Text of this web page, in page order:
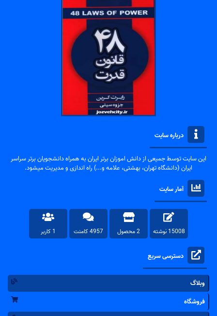
درباره سایت
این سایت توسط جمیعی از دانش اموزان برتر ایران به همراه دانشجویان برتر سراسر
ایران (دانشگاه تهران، بهشتی، علامه و...) راه اندازی و مدیریت میشود.
آمار سایت
15008 نوشته 2 محصول 4957 کامنت 1 کاربر
دسترسی سریع
وبلاگ
فروشگاه